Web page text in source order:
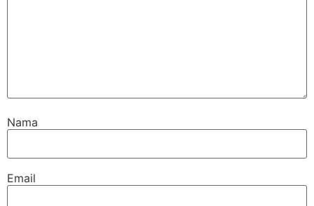
Nama
Email